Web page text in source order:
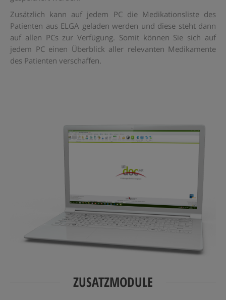
Zusätzlich kann auf jedem PC die Medikationsliste des
Patienten aus ELGA geladen werden und diese steht dann
auf allen PCs zur Verfügung. Somit können Sie sich auf
jedem PC einen Überblick aller relevanten Medikamente
des Patienten verschaffen.
ZUSATZMODULE